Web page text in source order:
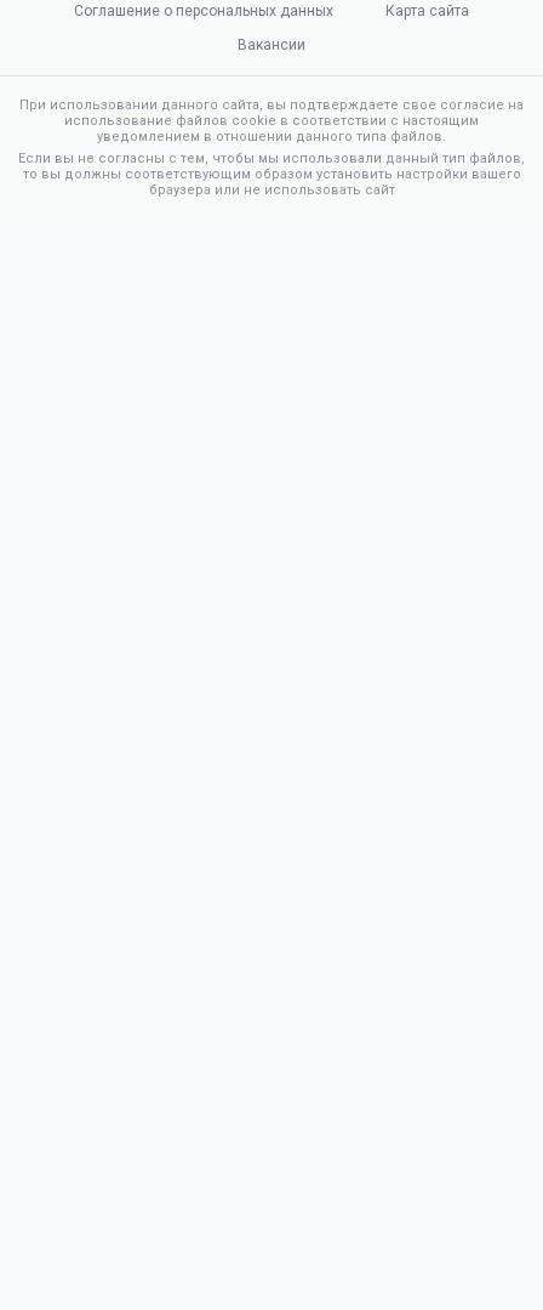
Соглашение о персональных данных
Карта сайта
Вакансии
При использовании данного сайта, вы подтверждаете свое согласие на
использование файлов cookie в соответствии с настоящим
уведомлением в отношении данного типа файлов.
Если вы не согласны с тем, чтобы мы использовали данный тип файлов,
то вы должны соответствующим образом установить настройки вашего
браузера или не использовать сайт